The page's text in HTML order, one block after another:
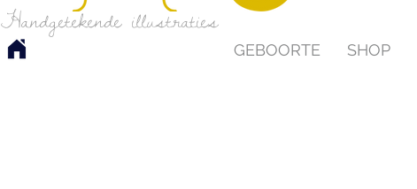
Handgetekende illustraties
GEBOORTE SHOP